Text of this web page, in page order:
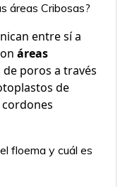
áreas Cribosas?
entre sí a
áreas
poros a través
de
floema y cuál es